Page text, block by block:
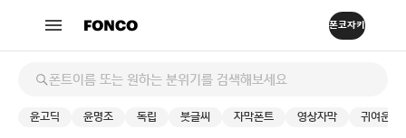
윤고딕 윤명조 독립 붓글씨 자막폰트 영상자막 귀여운